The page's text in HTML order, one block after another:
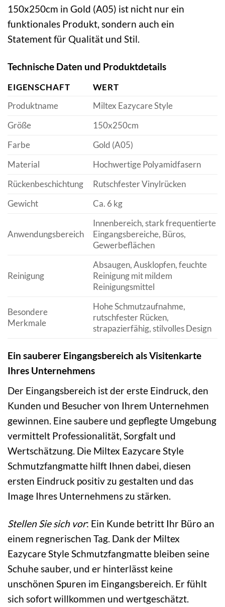
150x250cm in Gold (A05) ist nicht nur ein
funktionales Produkt, sondern auch ein
Statement für Qualität und Stil.
Technische Daten und Produktdetails
EIGENSCHAFT
WERT
Produktname
Miltex Eazycare Style
Größe
150x250cm
Farbe
Gold (A05)
Material
Hochwertige Polyamidfasern
Rückenbeschichtung
Rutschfester Vinylrücken
Gewicht
Ca. 6 kg
Anwendungsbereich
Innenbereich, stark frequentierte
Eingangsbereiche, Büros,
Gewerbeflächen
Reinigung
Absaugen, Ausklopfen, feuchte
Reinigung mit mildem
Reinigungsmittel
Besondere
Merkmale
Hohe Schmutzaufnahme,
rutschfester Rücken,
strapazierfähig, stilvolles Design
Ein sauberer Eingangsbereich als Visitenkarte
Ihres Unternehmens
Der Eingangsbereich ist der erste Eindruck, den
Kunden und Besucher von Ihrem Unternehmen
gewinnen. Eine saubere und gepflegte Umgebung
vermittelt Professionalität, Sorgfalt und
Wertschätzung. Die Miltex Eazycare Style
Schmutzfangmatte hilft Ihnen dabei, diesen
ersten Eindruck positiv zu gestalten und das
Image Ihres Unternehmens zu stärken.
Stellen Sie sich vor: Ein Kunde betritt Ihr Büro an
einem regnerischen Tag. Dank der Miltex
Eazycare Style Schmutzfangmatte bleiben seine
Schuhe sauber, und er hinterlässt keine
unschönen Spuren im Eingangsbereich. Er fühlt
sich sofort willkommen und wertgeschätzt.